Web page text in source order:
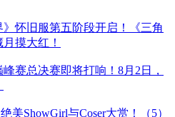
怀旧服第五阶段开启！《三角
摸大红！
峰赛总决赛即将打响！8月2日，
美ShowGirl与Coser大赏！（5）